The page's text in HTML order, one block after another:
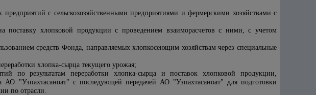
предприятий с сельскохозяйственными предприятиями и фермерскими хозяйствами с
поставку хлопковой продукции с проведением взаиморасчетов с ними, с учетом
средств Фонда, направляемых хлопкосеющим хозяйствам через специальные
хлопка-сырца текущего урожая;
по результатам переработки хлопка-сырца и поставок хлопковой продукции,
АО "Узпахтасаноат" с последующей передачей АО "Узпахтасаноат" для подготовки
по отрасли.